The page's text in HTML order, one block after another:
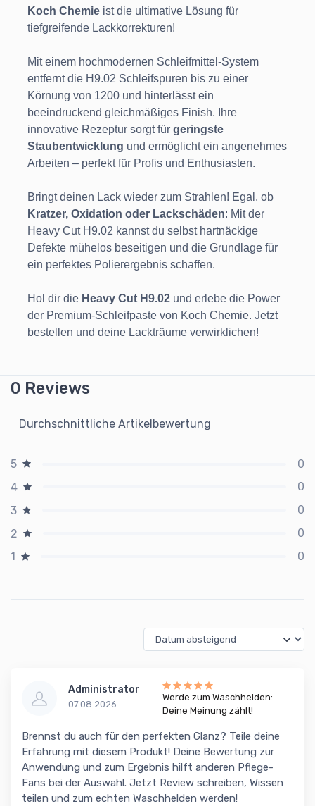
Koch Chemie ist die ultimative Lösung für
tiefgreifende Lackkorrekturen!
Mit einem hochmodernen Schleifmittel-System
entfernt die H9.02 Schleifspuren bis zu einer
Körnung von 1200 und hinterlässt ein
beeindruckend gleichmäßiges Finish. Ihre
innovative Rezeptur sorgt für geringste
Staubentwicklung und ermöglicht ein angenehmes
Arbeiten – perfekt für Profis und Enthusiasten.
Bringt deinen Lack wieder zum Strahlen! Egal, ob
Kratzer, Oxidation oder Lackschäden: Mit der
Heavy Cut H9.02 kannst du selbst hartnäckige
Defekte mühelos beseitigen und die Grundlage für
ein perfektes Polierergebnis schaffen.
Hol dir die Heavy Cut H9.02 und erlebe die Power
der Premium-Schleifpaste von Koch Chemie. Jetzt
bestellen und deine Lackträume verwirklichen!
0 Reviews
Durchschnittliche Artikelbewertung
5
0
4
0
3
0
2
0
1
0
Administrator
07.08.2026
Werde zum Waschhelden:
Deine Meinung zählt!
Brennst du auch für den perfekten Glanz? Teile deine
Erfahrung mit diesem Produkt! Deine Bewertung zur
Anwendung und zum Ergebnis hilft anderen Pflege-
Fans bei der Auswahl. Jetzt Review schreiben, Wissen
teilen und zum echten Waschhelden werden!